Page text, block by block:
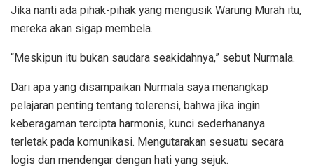
Jika nanti ada pihak-pihak yang mengusik Warung Murah itu,
mereka akan sigap membela.
“Meskipun itu bukan saudara seakidahnya,” sebut Nurmala.
Dari apa yang disampaikan Nurmala saya menangkap
pelajaran penting tentang tolerensi, bahwa jika ingin
keberagaman tercipta harmonis, kunci sederhananya
terletak pada komunikasi. Mengutarakan sesuatu secara
logis dan mendengar dengan hati yang sejuk.